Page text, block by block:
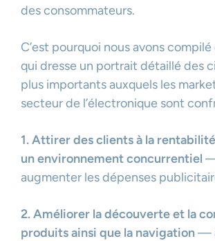
des consommateurs.
C’est pourquoi nous avons
qui dresse un portrait détaillé des
plus importants auxquels les
secteur de l’électronique sont
1. Attirer des clients à la
un environnement concurrentiel
augmenter les dépenses
2. Améliorer la découverte et la
produits ainsi que la navigation—